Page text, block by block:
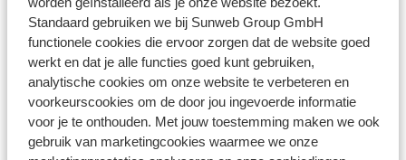
Standaard gebruiken we bij Sunweb Group GmbH
functionele cookies die ervoor zorgen dat de website goed
werkt en dat je alle functies goed kunt gebruiken,
analytische cookies om onze website te verbeteren en
voorkeurscookies om de door jou ingevoerde informatie
voor je te onthouden. Met jouw toestemming maken we ook
gebruik van marketingcookies waarmee we onze
Afstanden
Centrum: 800 m
Skipiste: 5 km
Skibushalte: 10 m
Skilift: 800 m
Skischool: 750 m
Winkels: 100 m